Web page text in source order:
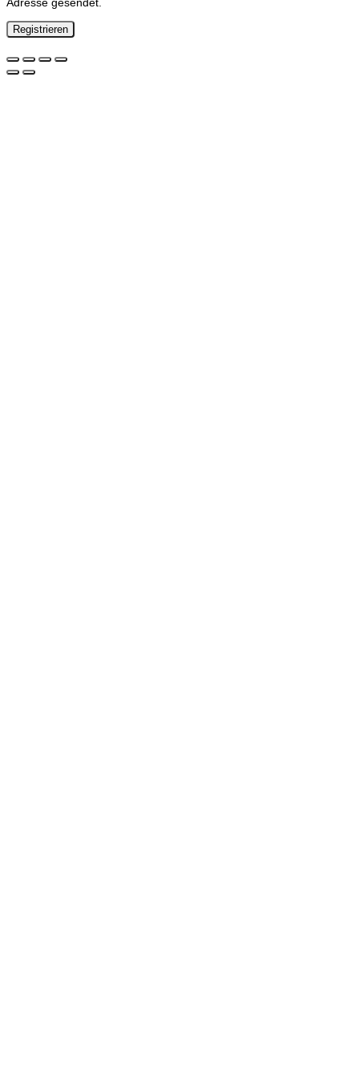
Adresse gesendet.
Registrieren